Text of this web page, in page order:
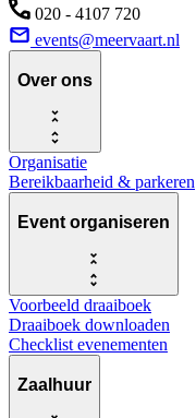
020 - 4107 720
events@meervaart.nl
Over ons
Organisatie
Bereikbaarheid & parkeren
Event organiseren
Voorbeeld draaiboek
Draaiboek downloaden
Checklist evenementen
Zaalhuur